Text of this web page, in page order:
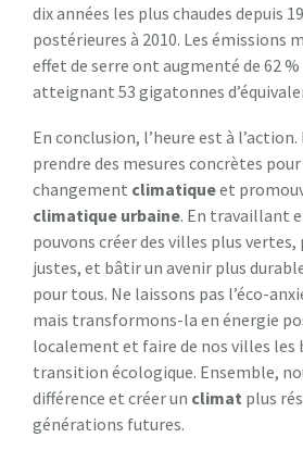
dix années les plus chaudes depuis
postérieures à 2010. Les émissions
effet de serre ont augmenté de 62 %
atteignant 53 gigatonnes
En conclusion, l’heure est à l’action.
prendre des mesures concrètes
changement climatiqueet
climatique urbaine. En travaillant
pouvons créer des villes plus
justes, et bâtir un avenir plus
pour tous. Ne laissons pas l’éco-
mais transformons-la en énergie
localement et faire de nos villes les
transition écologique. Ensemble,
différence et créer un climat plus
générations futures.